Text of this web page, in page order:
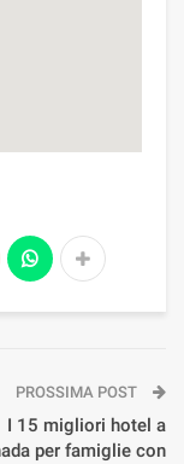
PROSSIMA POST
I 15 migliori hotel a
per famiglie con